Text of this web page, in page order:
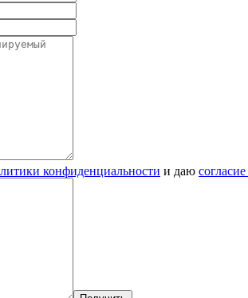
конфиденциальности и даю